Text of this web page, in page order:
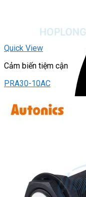
Quick View
Cảm biến tiệm cận
PRA30-10AC